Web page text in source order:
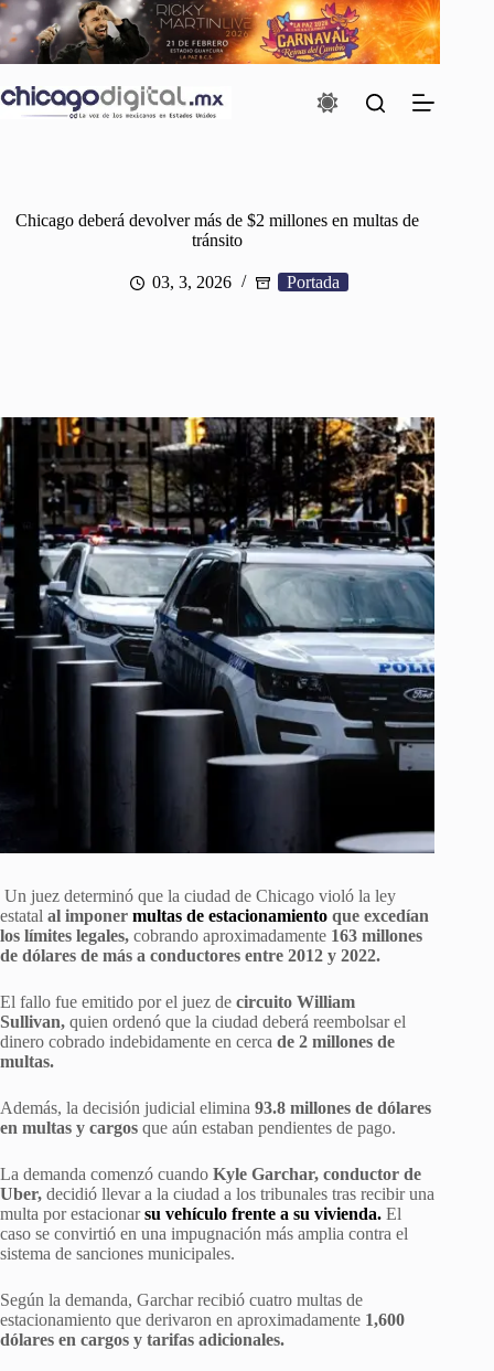
Saltar
al
contenido
Chicago deberá devolver más de $2 millones en multas de
tránsito
03, 3, 2026 Portada
Un juez determinó que la ciudad de Chicago violó la ley
estatal al imponer multas de estacionamiento que excedían
los límites legales, cobrando aproximadamente 163 millones
de dólares de más a conductores entre 2012 y 2022.
El fallo fue emitido por el juez de circuito William
Sullivan, quien ordenó que la ciudad deberá reembolsar el
dinero cobrado indebidamente en cerca de 2 millones de
multas.
Además, la decisión judicial elimina 93.8 millones de dólares
en multas y cargos que aún estaban pendientes de pago.
La demanda comenzó cuando Kyle Garchar, conductor de
Uber, decidió llevar a la ciudad a los tribunales tras recibir una
multa por estacionarsu vehículo frente a su vivienda. El
caso se convirtió en una impugnación más amplia contra el
sistema de sanciones municipales.
Según la demanda, Garchar recibió cuatro multas de
estacionamiento que derivaron en aproximadamente 1,600
dólares en cargos y tarifas adicionales.